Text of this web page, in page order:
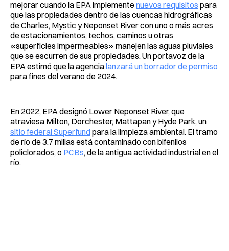
mejorar cuando la EPA implementenuevos requisitos para
que las propiedades dentro de las cuencas hidrográficas
de Charles, Mystic y Neponset River con uno o más acres
de estacionamientos, techos, caminos u otras
«superficies impermeables» manejen las aguas pluviales
que se escurren de sus propiedades. Un portavoz de la
EPA estimó que la agencialanzará un borrador de permiso
para fines del verano de 2024.
En 2022, EPA designó Lower Neponset River, que
atraviesa Milton, Dorchester, Mattapan y Hyde Park, un
sitio federal Superfundpara la limpieza ambiental. El tramo
de río de 3.7 millas está contaminado con bifenilos
policlorados, o PCBs, de la antigua actividad industrial en el
río.